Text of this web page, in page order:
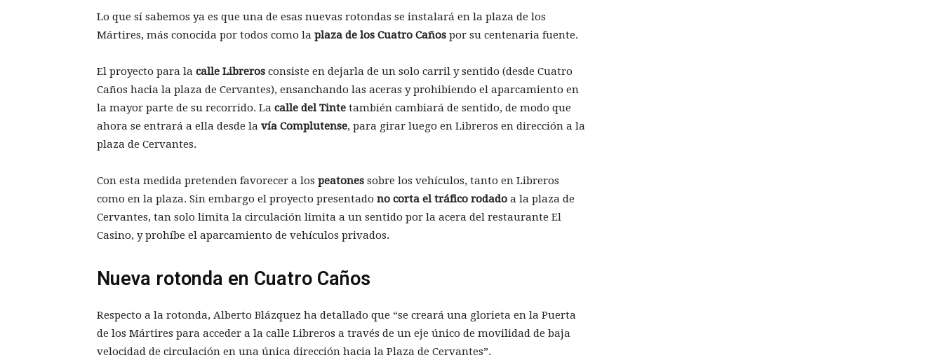
Lo que sí sabemos ya es que una de esas nuevas rotondas se instalará en la plaza de los
Mártires, más conocida por todos como la plaza de los Cuatro Caños por su centenaria fuente.
El proyecto para la calle Libreros consiste en dejarla de un solo carril y sentido (desde Cuatro
Caños hacia la plaza de Cervantes), ensanchando las aceras y prohibiendo el aparcamiento en
la mayor parte de su recorrido. La calle del Tinte también cambiará de sentido, de modo que
ahora se entrará a ella desde la vía Complutense, para girar luego en Libreros en dirección a la
plaza de Cervantes.
Con esta medida pretenden favorecer a los peatones sobre los vehículos, tanto en Libreros
como en la plaza. Sin embargo el proyecto presentado no corta el tráfico rodado a la plaza de
Cervantes, tan solo limita la circulación limita a un sentido por la acera del restaurante El
Casino, y prohíbe el aparcamiento de vehículos privados.
Nueva rotonda en Cuatro Caños
Respecto a la rotonda, Alberto Blázquez ha detallado que “se creará una glorieta en la Puerta
de los Mártires para acceder a la calle Libreros a través de un eje único de movilidad de baja
velocidad de circulación en una única dirección hacia la Plaza de Cervantes”.